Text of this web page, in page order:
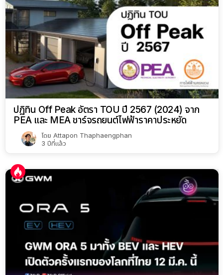
ปฏิทิน Off Peak อัตรา TOU ปี 2567 (2024) จาก
PEA และ MEA ชาร์จรถยนต์ไฟฟ้าราคาประหยัด
โดย Attapon Thaphaengphan
3 ปีที่แล้ว